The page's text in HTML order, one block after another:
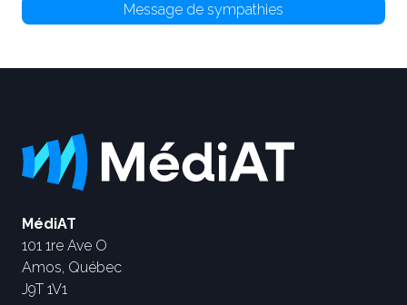
Message de sympathies
MédiAT
101 1re Ave O
Amos, Québec
J9T 1V1